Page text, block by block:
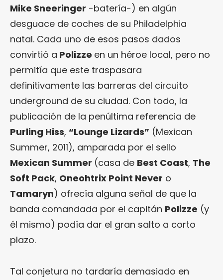
Mike Sneeringer -batería-) en algún
desguace de coches de su Philadelphia
natal. Cada uno de esos pasos dados
convirtió a Polizze en un héroe local, pero no
permitía que este traspasara
definitivamente las barreras del circuito
underground de su ciudad. Con todo, la
publicación de la penúltima referencia de
Purling Hiss, “Lounge Lizards” (Mexican
Summer, 2011), amparada por el sello
Mexican Summer (casa de Best Coast, The
Soft Pack, Oneohtrix Point Never o
Tamaryn) ofrecía alguna señal de que la
banda comandada por el capitán Polizze (y
él mismo) podía dar el gran salto a corto
plazo.
Tal conjetura no tardaría demasiado en